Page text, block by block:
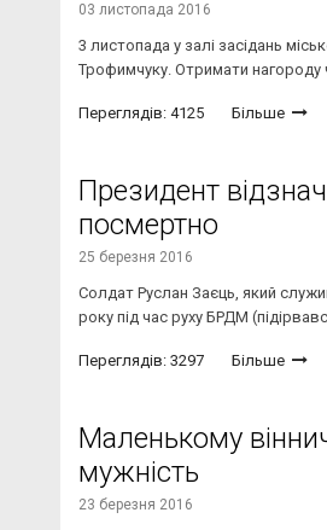
03 листопада 2016
3 листопада у залі засідань
Трофимчуку. Отримати нагороду
Переглядів: 4125 Більше
Президент
посмертно
25 березня 2016
Солдат Руслан Заєць, який
року під час руху БРДМ
Переглядів: 3297 Більше
Маленькому
мужність
23 березня 2016